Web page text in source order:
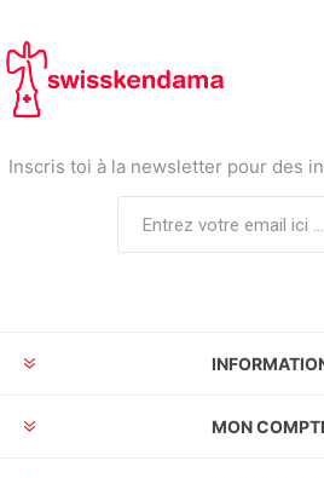
Inscris toi à la newsletter pour des
MON